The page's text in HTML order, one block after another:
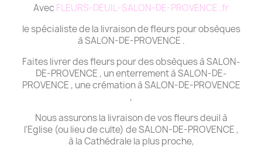
Avec FLEURS-DEUIL-SALON-DE-PROVENCE .fr
le spécialiste de la livraison de fleurs pour obsèques
à SALON-DE-PROVENCE .
Faites livrer des fleurs pour des obsèques à SALON-
DE-PROVENCE , un enterrement à SALON-DE-
PROVENCE , une crémation à SALON-DE-PROVENCE
,
Nous assurons la livraison de vos fleurs deuil à
l'Eglise (ou lieu de culte) de SALON-DE-PROVENCE ,
à la Cathédrale la plus proche,